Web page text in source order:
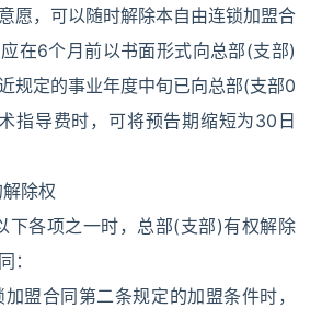
愿，可以随时解除本自由连锁加盟合
在6个月前以书面形式向总部(支部)
规定的事业年度中旬已向总部(支部0
指导费时，可将预告期缩短为30日
除权
下各项之一时，总部(支部)有权解除
：
盟合同第二条规定的加盟条件时，